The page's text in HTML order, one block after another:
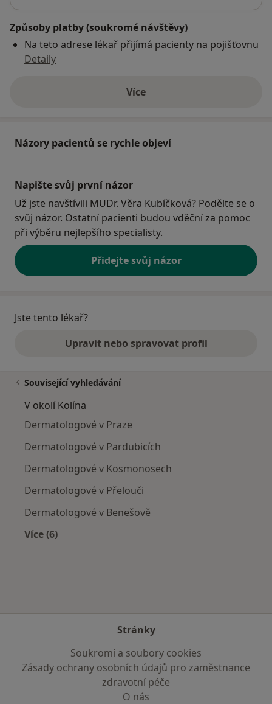
Způsoby platby (soukromé návštěvy)
Na teto adrese lékař přijímá pacienty na pojišťovnu
Detaily
Víceo adrese
Názory pacientů se rychle objeví
Napište svůj první názor
Už jste navštívili MUDr. Věra Kubíčková? Podělte se o
svůj názor. Ostatní pacienti budou vděční za pomoc
při výběru nejlepšího specialisty.
Přidejte svůj názor
Jste tento lékař?
Upravit nebo spravovat profil
Související vyhledávání
V okolí Kolína
Dermatologové v Praze
Dermatologové v Pardubicích
Dermatologové v Kosmonosech
Dermatologové v Přelouči
Dermatologové v Benešově
Více (6)
Stránky
Soukromí a soubory cookies
Zásady ochrany osobních údajů pro zaměstnance
zdravotní péče
O nás